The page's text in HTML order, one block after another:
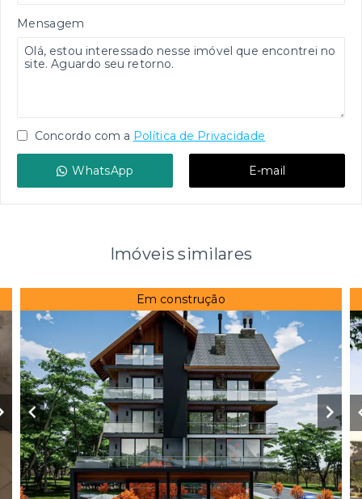
Mensagem
Concordo com a Política de Privacidade
WhatsApp E-mail
Imóveis similares
Em construção